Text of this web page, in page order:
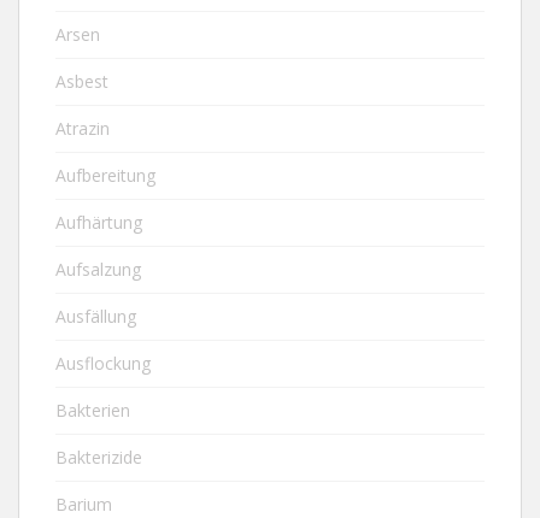
Arsen
Asbest
Atrazin
Aufbereitung
Aufhärtung
Aufsalzung
Ausfällung
Ausflockung
Bakterien
Bakterizide
Barium